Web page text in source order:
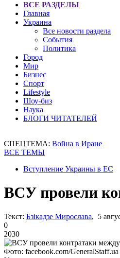
ВСЕ РАЗДЕЛЫ
Главная
Украина
Все новости раздела
События
Политика
Город
Мир
Бизнес
Спорт
Lifestyle
Шоу-биз
Наука
БЛОГИ ЧИТАТЕЛЕЙ
СПЕЦТЕМА: Война в Иране
ВСЕ ТЕМЫ
Вступление Украины в ЕС
ВСУ провели
Текст: Бзікадзе Мирослава, 5
0
2030
Фото: facebook.com/GeneralStaff.ua